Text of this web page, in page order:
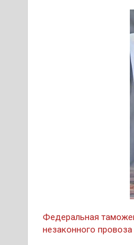
Федеральная
незаконного